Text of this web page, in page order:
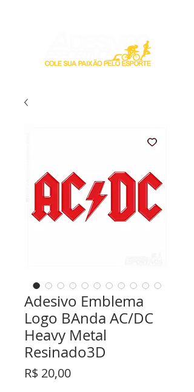
Adesivo Emblema
Logo BAnda AC/DC
Heavy Metal
Resinado3D
R$ 20,00Preço